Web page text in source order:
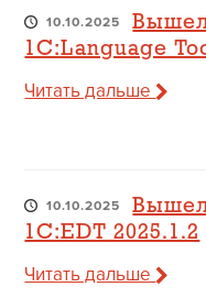
10.10.2025
Вышел
1C:Language
Читать дальше
10.10.2025
Вышел
1C:EDT 2025.1.2
Читать дальше